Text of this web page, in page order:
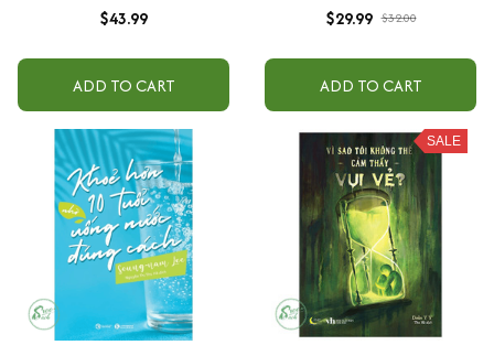
phải như vậy không?
$43.99
ADD TO CART
$29.99 $32.00
ADD TO CART
SALE